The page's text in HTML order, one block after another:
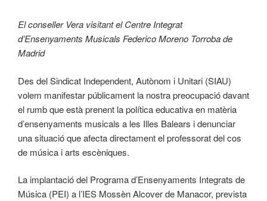
El conseller Vera visitant el Centre Integrat
d’Ensenyaments Musicals Federico Moreno Torroba de
Madrid
Des del Sindicat Independent, Autònom i Unitari (SIAU)
volem manifestar públicament la nostra preocupació davant
el rumb que està prenent la política educativa en matèria
d’ensenyaments musicals a les Illes Balears i denunciar
una situació que afecta directament el professorat del cos
de música i arts escèniques.
La implantació del Programa d’Ensenyaments Integrats de
Música (PEI) a l’IES Mossèn Alcover de Manacor, prevista